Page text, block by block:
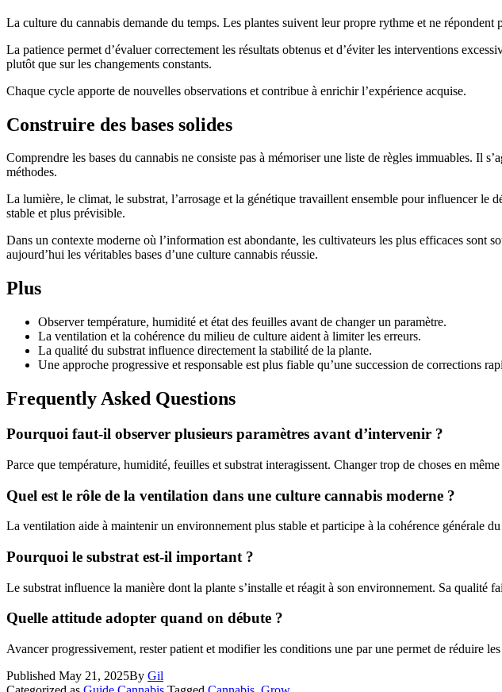
La culture du cannabis demande du temps. Les plantes suivent leur propre rythme et ne répondent
La patience permet d’évaluer correctement les résultats obtenus et d’éviter les interventions
plutôt que sur les changements constants.
Chaque cycle apporte de nouvelles observations et contribue à enrichir l’expérience acquise.
Construire des bases solides
Comprendre les bases du cannabis ne consiste pas à mémoriser une liste de règles immuables. Il
méthodes.
La lumière, le climat, le substrat, l’arrosage et la génétique travaillent ensemble pour influencer le
stable et plus prévisible.
Dans un contexte moderne où l’information est abondante, les cultivateurs les plus efficaces
aujourd’hui les véritables bases d’une culture cannabis réussie.
Plus
Observer température, humidité et état des feuilles avant de changer un paramètre.
La ventilation et la cohérence du milieu de culture aident à limiter les erreurs.
La qualité du substrat influence directement la stabilité de la plante.
Une approche progressive et responsable est plus fiable qu’une succession de corrections
Frequently Asked Questions
Pourquoi faut-il observer plusieurs paramètres avant d’intervenir ?
Parce que température, humidité, feuilles et substrat interagissent. Changer trop de choses en
Quel est le rôle de la ventilation dans une culture cannabis moderne ?
La ventilation aide à maintenir un environnement plus stable et participe à la cohérence générale
Pourquoi le substrat est-il important ?
Le substrat influence la manière dont la plante s’installe et réagit à son environnement. Sa qualité
Quelle attitude adopter quand on débute ?
Avancer progressivement, rester patient et modifier les conditions une par une permet de réduire
Published May 21, 2025By Gil